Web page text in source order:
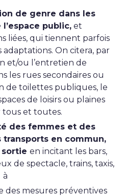
de genre dans les
public, et
liées, qui tiennent parfois
On citera, par
et/ou l’entretien de
les rues secondaires ou
de toilettes publiques, le
de loisirs ou plaines
tous et toutes.
des femmes et des
transports en commun,
sortie en incitant les bars,
de spectacle, trains, taxis,
à
des mesures préventives